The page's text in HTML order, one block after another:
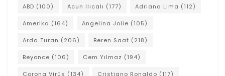
ABD (100) Acun Ilıcalı (177) Adriana Lima (112)
Amerika (164) Angelina Jolie (105)
Arda Turan (206) Beren Saat (218)
Beyonce (106) Cem Yılmaz (194)
Corona Virüs (134) Cristiano Ronaldo (117)